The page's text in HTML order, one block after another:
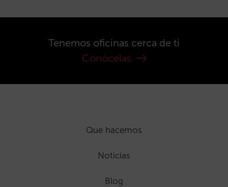
Tenemos oficinas cerca de ti
Conócelas
Que hacemos
Noticias
Blog